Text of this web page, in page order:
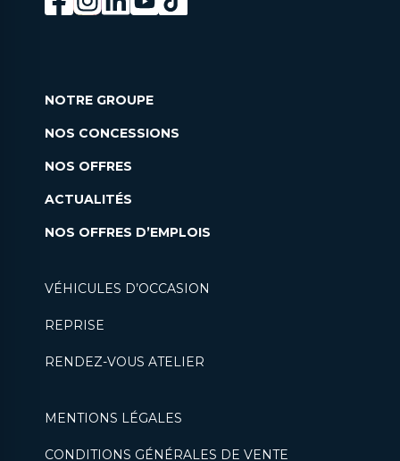
NOTRE GROUPE
NOS CONCESSIONS
NOS OFFRES
ACTUALITÉS
NOS OFFRES D’EMPLOIS
VÉHICULES D’OCCASION
REPRISE
RENDEZ-VOUS ATELIER
MENTIONS LÉGALES
CONDITIONS GÉNÉRALES DE VENTE